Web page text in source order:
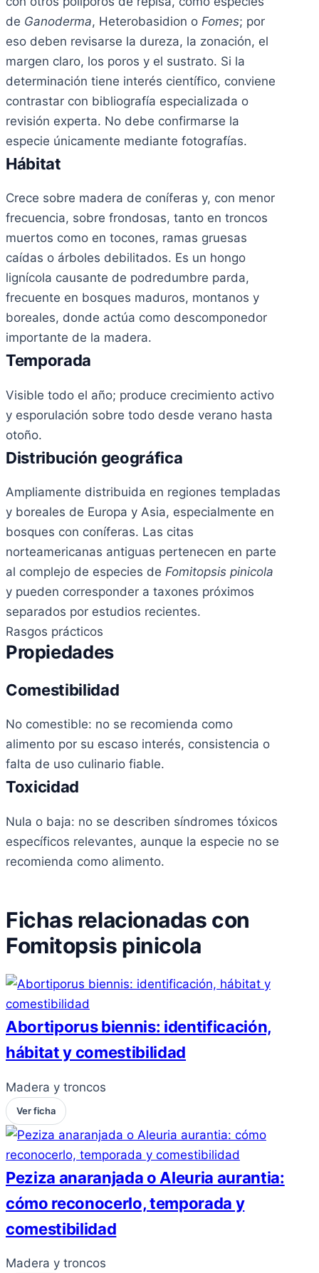
de Ganoderma, Heterobasidion o Fomes; por
eso deben revisarse la dureza, la zonación, el
margen claro, los poros y el sustrato. Si la
determinación tiene interés científico, conviene
contrastar con bibliografía especializada o
revisión experta. No debe confirmarse la
especie únicamente mediante fotografías.
Hábitat
Crece sobre madera de coníferas y, con menor
frecuencia, sobre frondosas, tanto en troncos
muertos como en tocones, ramas gruesas
caídas o árboles debilitados. Es un hongo
lignícola causante de podredumbre parda,
frecuente en bosques maduros, montanos y
boreales, donde actúa como descomponedor
importante de la madera.
Temporada
Visible todo el año; produce crecimiento activo
y esporulación sobre todo desde verano hasta
otoño.
Distribución geográfica
Ampliamente distribuida en regiones templadas
y boreales de Europa y Asia, especialmente en
bosques con coníferas. Las citas
norteamericanas antiguas pertenecen en parte
al complejo de especies de Fomitopsis pinicola
y pueden corresponder a taxones próximos
separados por estudios recientes.
Rasgos prácticos
Propiedades
Comestibilidad
No comestible: no se recomienda como
alimento por su escaso interés, consistencia o
falta de uso culinario fiable.
Toxicidad
Nula o baja: no se describen síndromes tóxicos
específicos relevantes, aunque la especie no se
recomienda como alimento.
Fichas relacionadas con
Fomitopsis pinicola
Abortiporus biennis: identificación,
hábitat y comestibilidad
Madera y troncos
Ver ficha
Peziza anaranjada o Aleuria aurantia:
cómo reconocerlo, temporada y
comestibilidad
Madera y troncos